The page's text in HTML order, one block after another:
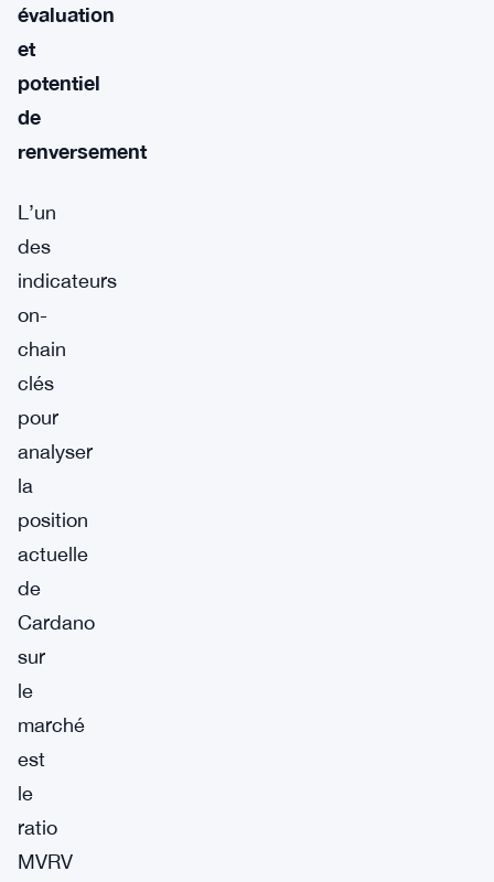
évaluation
et
potentiel
de
renversement
L’un
des
indicateurs
on-
chain
clés
pour
analyser
la
position
actuelle
de
Cardano
sur
le
marché
est
le
ratio
MVRV